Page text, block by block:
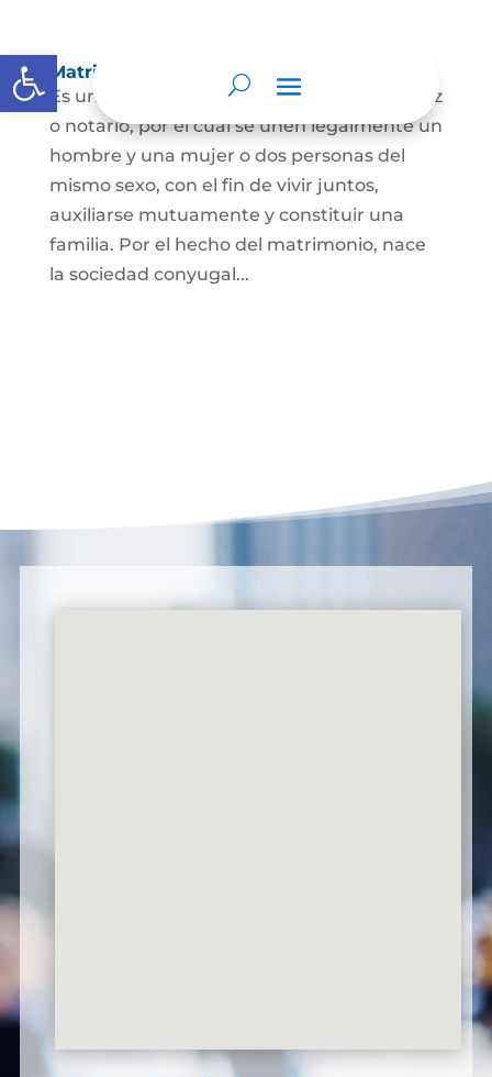
Abrir barra de herramientas
Matrimonio Civil
Es un contrato solemne celebrado ante juez
o notario, por el cual se unen legalmente un
hombre y una mujer o dos personas del
mismo sexo, con el fin de vivir juntos,
auxiliarse mutuamente y constituir una
familia. Por el hecho del matrimonio, nace
la sociedad conyugal...